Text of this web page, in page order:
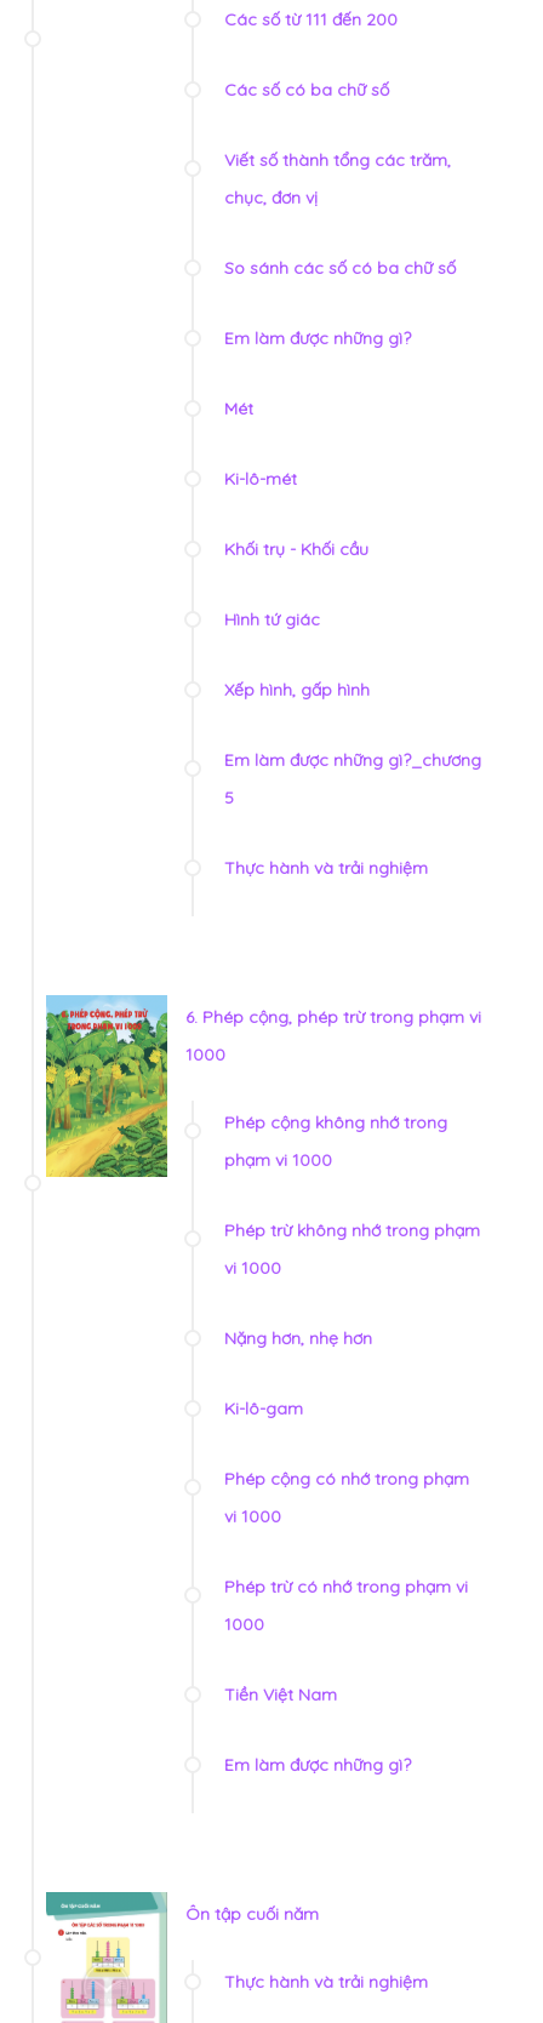
Các số từ 111 đến 200
Các số có ba chữ số
Viết số thành tổng các trăm,
chục, đơn vị
So sánh các số có ba chữ số
Em làm được những gì?
Mét
Ki-lô-mét
Khối trụ - Khối cầu
Hình tứ giác
Xếp hình, gấp hình
Em làm được những gì?_chương
5
Thực hành và trải nghiệm
6. Phép cộng, phép trừ trong phạm vi
1000
Phép cộng không nhớ trong
phạm vi 1000
Phép trừ không nhớ trong phạm
vi 1000
Nặng hơn, nhẹ hơn
Ki-lô-gam
Phép cộng có nhớ trong phạm
vi 1000
Phép trừ có nhớ trong phạm vi
1000
Tiền Việt Nam
Em làm được những gì?
Ôn tập cuối năm
Thực hành và trải nghiệm